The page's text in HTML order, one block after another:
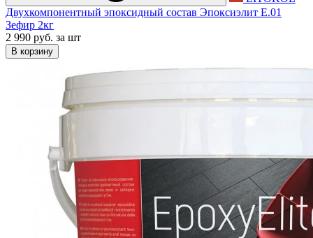
Двухкомпонентный эпоксидный состав Эпоксиэлит E.01
Зефир 2кг
2 990 руб. за шт
В корзину